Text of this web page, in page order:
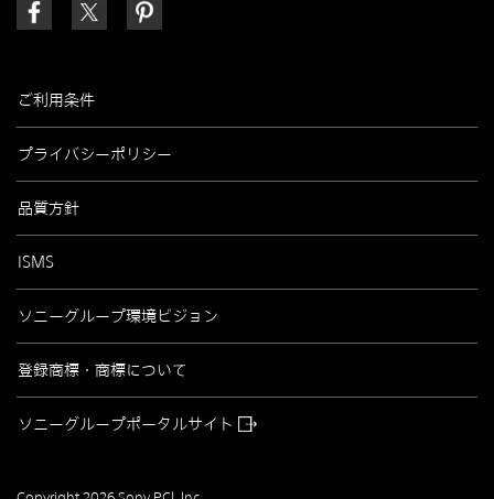
ご利用条件
プライバシーポリシー
品質方針
ISMS
ソニーグループ環境ビジョン
登録商標・商標について
ソニーグループポータルサイト